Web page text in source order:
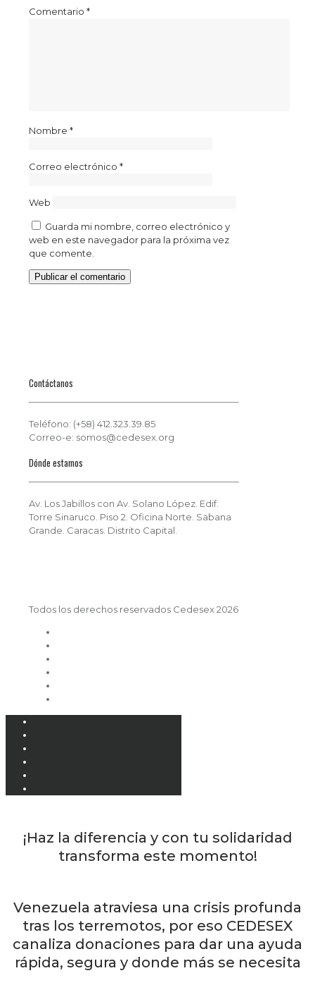
Comentario *
Nombre *
Correo electrónico *
Web
Guarda mi nombre, correo electrónico y
web en este navegador para la próxima vez
que comente.
Contáctanos
Teléfono: (+58) 412.323.39.85
Correo-e: somos@cedesex.org
Dónde estamos
Av. Los Jabillos con Av. Solano López. Edif.
Torre Sinaruco. Piso 2. Oficina Norte. Sabana
Grande. Caracas. Distrito Capital.
Todos los derechos reservados Cedesex 2026
¡Haz la diferencia y con tu solidaridad
transforma este momento!
Venezuela atraviesa una crisis profunda
tras los terremotos, por eso CEDESEX
canaliza donaciones para dar una ayuda
rápida, segura y donde más se necesita